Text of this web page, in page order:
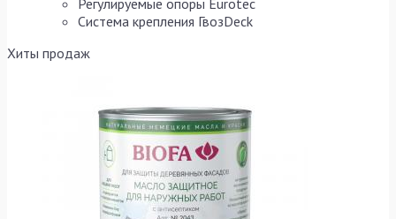
Регулируемые опоры Eurotec
Система крепления ГвозDeck
Хиты продаж